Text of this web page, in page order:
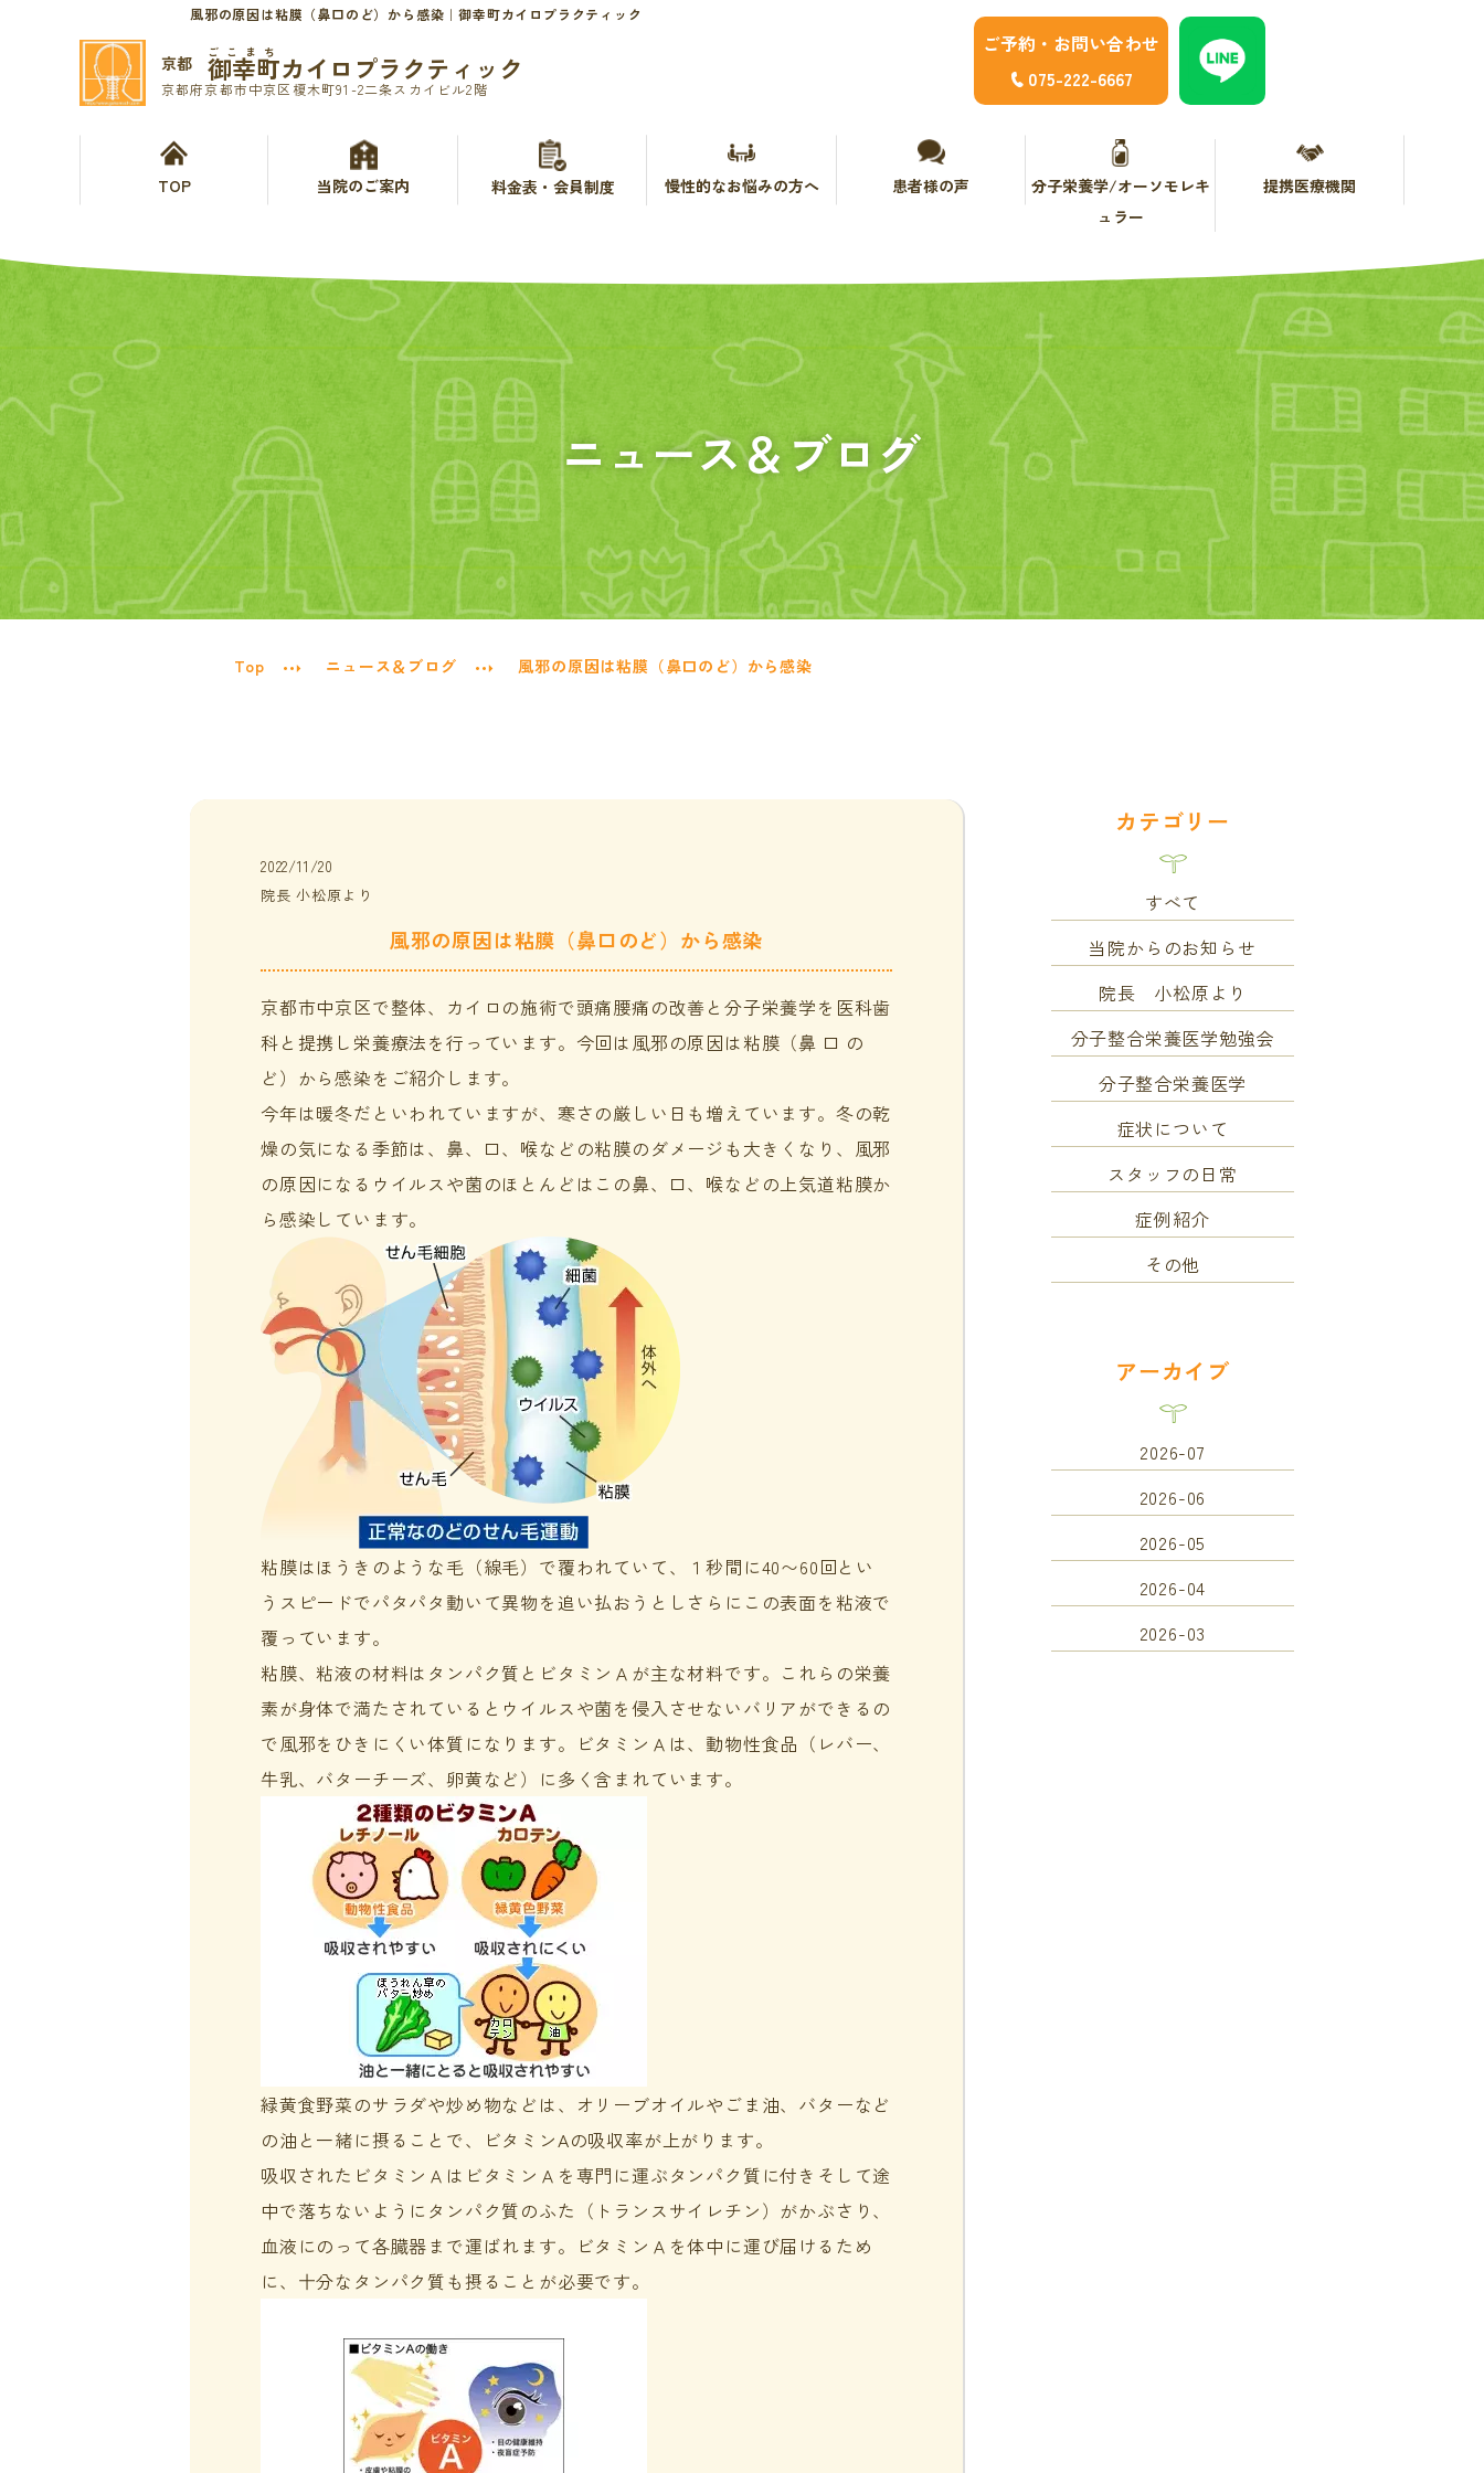
風邪の原因は粘膜（鼻口のど）から感染｜御幸町カイロプラクティック
ご予約・お問い合わせ
075-222-6667
京都
ごこまち
御幸町カイロプラクティック
京都府京都市中京区榎木町91-2二条スカイビル2階
TOP 当院のご案内 料金表・会員制度 慢性的なお悩みの方へ 患者様の声
分子栄養学/オーソモレキ
ュラー
提携医療機関
ニュース＆ブログ
Top ニュース＆ブログ 風邪の原因は粘膜（鼻口のど）から感染
2022/11/20
院長 小松原より
風邪の原因は粘膜（鼻口のど）から感染
京都市中京区で整体、カイロの施術で頭痛腰痛の改善と分子栄養学を医科歯
科と提携し栄養療法を行っています。今回は風邪の原因は粘膜（鼻 口 の
ど）から感染をご紹介します。
今年は暖冬だといわれていますが、寒さの厳しい日も増えています。冬の乾
燥の気になる季節は、鼻、口、喉などの粘膜のダメージも大きくなり、風邪
の原因になるウイルスや菌のほとんどはこの鼻、口、喉などの上気道粘膜か
ら感染しています。
粘膜はほうきのような毛（線毛）で覆われていて、１秒間に40〜60回とい
うスピードでパタパタ動いて異物を追い払おうとしさらにこの表面を粘液で
覆っています。
粘膜、粘液の材料はタンパク質とビタミンＡが主な材料です。これらの栄養
素が身体で満たされているとウイルスや菌を侵入させないバリアができるの
で風邪をひきにくい体質になります。ビタミンＡは、動物性食品（レバー、
牛乳、バターチーズ、卵黄など）に多く含まれています。
緑黄食野菜のサラダや炒め物などは、オリーブオイルやごま油、バターなど
の油と一緒に摂ることで、ビタミンAの吸収率が上がります。
吸収されたビタミンＡはビタミンＡを専門に運ぶタンパク質に付きそして途
中で落ちないようにタンパク質のふた（トランスサイレチン）がかぶさり、
血液にのって各臓器まで運ばれます。ビタミンＡを体中に運び届けるため
に、十分なタンパク質も摂ることが必要です。
カテゴリー
すべて
当院からのお知らせ
院長 小松原より
分子整合栄養医学勉強会
分子整合栄養医学
症状について
スタッフの日常
症例紹介
その他
アーカイブ
2026-07
2026-06
2026-05
2026-04
2026-03